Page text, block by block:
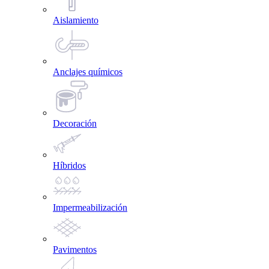
Aislamiento
Anclajes químicos
Decoración
Híbridos
Impermeabilización
Pavimentos